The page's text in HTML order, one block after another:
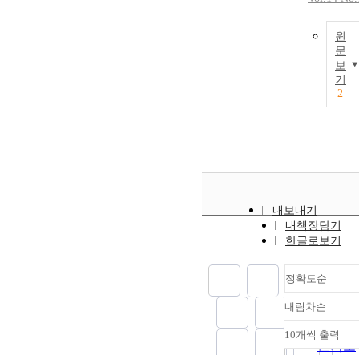
원
문
보
기
2
내보내기
내책장담기
한글로보기
정확도순
정확도
순
인기도
내림차순
내림차
10개씩 출력